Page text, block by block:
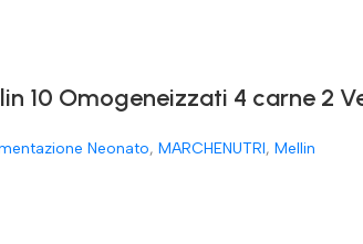
10 Omogeneizzati 4 carne 2
Neonato, MARCHENUTRI, Mellin